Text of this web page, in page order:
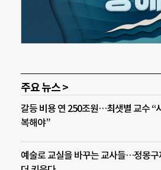
주요 뉴스 >
갈등 비용 연 250조원…최샛별 교수 “
복해야”
예술로 교실을 바꾸는 교사들…정몽구